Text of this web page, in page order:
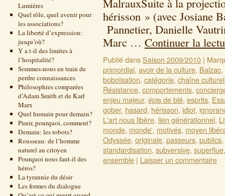
Lumières
Quel rôle, quel avenir pour
les associations?
La liberté d’expression:
jusqu’où?
Y a t-il des limites à
l’hospitalité?
Sommes-nous en train de
perdre connaissances
Philosophies comparées
d’Adam Smith et de Karl
Marx
Quel humain pour demain?
Punir, pourquoi, comment?
Demain: les robots?
Rousseau: de l’homme
naturel au citoyen
Pourquoi nous faut-il des
héros?
La tyrannie du désir
Les formes du dialogue
MalrauxSuite à la
hérisson » (avec Josiane
Pannetier, Danielle
Marc … Continuer la
Publié dansSaison 2009/2010 |
primordial, avoir de la culture, Balzac,
boboïsation, catégorie, chaîne
Résistance, comportements,
enjeu majeur, épis de blé, esprits,
gober, hasard, hérisson, idiot,
L'art nous libère, lien générationnel,
monde, monde', motivés, moyen
Odyssée, originale, passeurs, publics,
standardisation, subversive, superflue
ensemble | Laisser un commentaire